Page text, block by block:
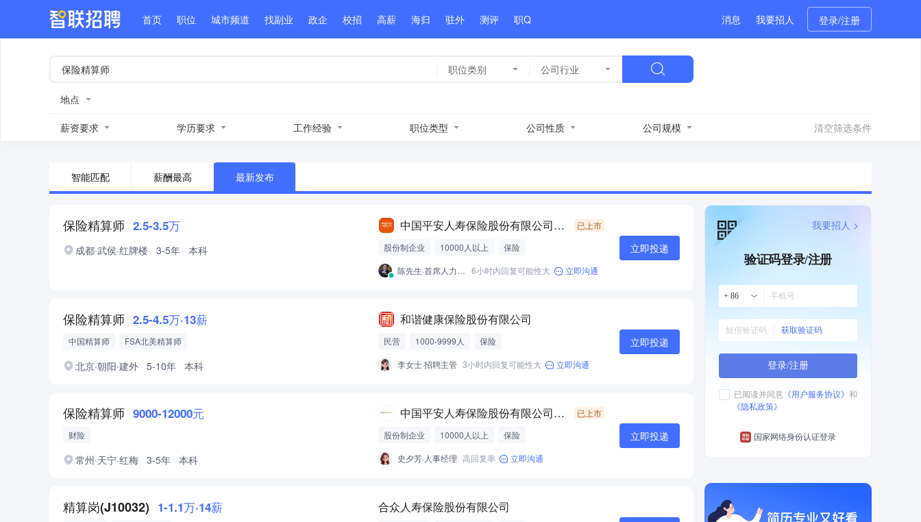
首页 职位 城市频道 找副业 政企 校招 高薪 海归 驻外 测评 职Q 消息 我要招人 登录/注册
职位类别 公司行业
地点
薪资要求 学历要求 工作经验 职位类型 公司性质 公司规模 清空筛选条件
智能匹配 薪酬最高 最新发布
保险精算师 2.5-3.5万
成都·武侯·红牌楼 3-5年 本科
中国平安人寿保险股份有限公司四川分公司4
已上市
股份制企业
10000人以上
保险
陈先生·首席人力资源官CHO 6小时内回复可能性大 立即沟通
立即投递
保险精算师 2.5-4.5万·13薪
中国精算师 FSA北美精算师
北京·朝阳·建外 5-10年 本科
和谐健康保险股份有限公司
民营 1000-9999人
保险
李女士·招聘主管 3小时内回复可能性大 立即沟通
立即投递
保险精算师 9000-12000元
财险
常州·天宁·红梅 3-5年 本科
中国平安人寿保险股份有限公司江苏分公司1
已上市
股份制企业
10000人以上
保险
史夕芳·人事经理 高回复率 立即沟通
立即投递
精算岗(J10032) 1-1.1万·14薪 合众人寿保险股份有限公司
验证码登录/注册
+ 86
获取验证码
登录/注册
已阅读并同意 《用户服务协议》 和
《隐私政策》
国家网络身份认证登录
我要招人 >